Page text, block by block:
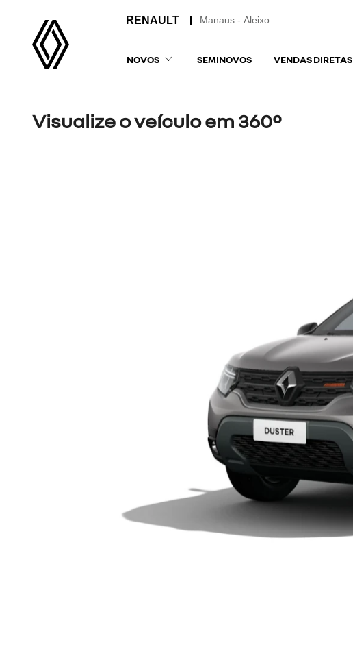
Manaus - Aleixo
NOVOS SEMINOVOS VENDAS DIRETAS
Visualize o veículo em 360°